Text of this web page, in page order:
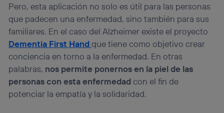
Pero, esta aplicación no solo es útil para las personas
que padecen una enfermedad, sino también para sus
familiares. En el caso del Alzheimer existe el proyecto
Dementia First Handque tiene como objetivo crear
conciencia en torno a la enfermedad. En otras
palabras, nos permite ponernos en la piel de las
personas con esta enfermedadcon el fin de
potenciar la empatía y la solidaridad.